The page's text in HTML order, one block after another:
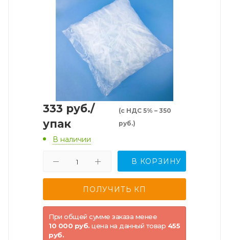
333 руб./
упак
(с НДС 5% – 350
руб.)
В наличии
В КОРЗИНУ
При общей сумме заказа менее
10 000 руб. цена на данный товар 455
руб.